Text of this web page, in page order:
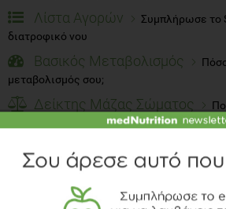
Λίστα Αγορών
Συμπλήρωσε το
διατροφικό νου
Βασικός Μεταβολισμός
μεταβολισμός σου;
Δείκτης Μάζας Σώματος
φυσιολογικό σου βάρος;
ορισμούς